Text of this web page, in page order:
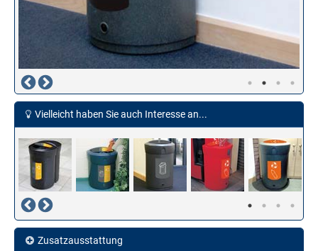
Vielleicht haben Sie auch Interesse an...
Zusatzausstattung